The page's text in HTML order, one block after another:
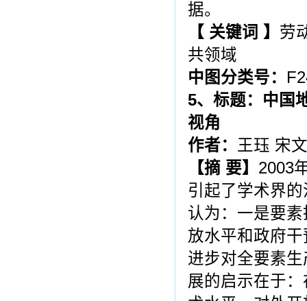
据。
【 关键词 】 劳
共领域
中图分类号：
5、标题： 中国
视角
作者： 王珏 宋
【摘 要】 2003
引起了学术界
认为：一是要
放水平和政府
进步对全要素
展的启示在于